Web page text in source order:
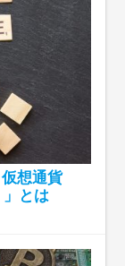
想通貨
」とは